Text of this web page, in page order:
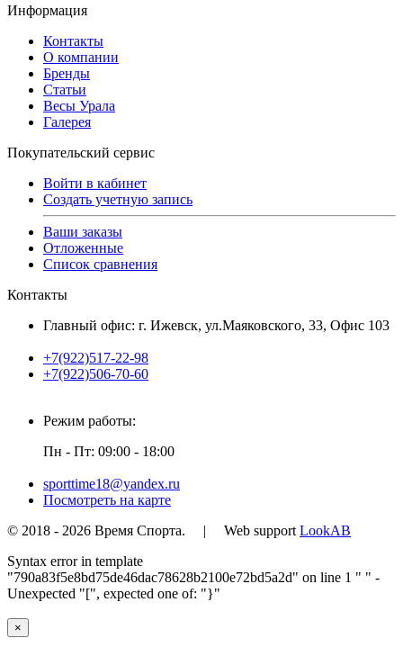
Информация
Контакты
О компании
Бренды
Статьи
Весы Урала
Галерея
Покупательский сервис
Войти в кабинет
Создать учетную запись
Ваши заказы
Отложенные
Список сравнения
Контакты
Главный офис: г. Ижевск, ул.Маяковского, 33, Офис 103
+7(922)517-22-98
+7(922)506-70-60
Режим работы:
Пн - Пт: 09:00 - 18:00
sporttime18@yandex.ru
Посмотреть на карте
© 2018 - 2026 Время Спорта. | Web support LookAB
Syntax error in template
"790a83f5e8bd75de46dac78628b2100e72bd5a2d" on line 1 " " -
Unexpected "[", expected one of: "}"
×